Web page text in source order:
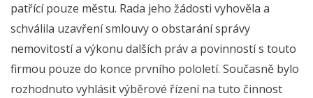
patřící pouze městu. Rada jeho žádosti vyhověla a
schválila uzavření smlouvy o obstarání správy
nemovitostí a výkonu dalších práv a povinností s touto
firmou pouze do konce prvního pololetí. Současně bylo
rozhodnuto vyhlásit výběrové řízení na tuto činnost